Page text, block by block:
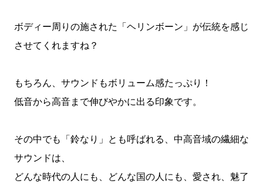
ボディー周りの施された「ヘリンボーン」が伝統を感じ
させてくれますね？
もちろん、サウンドもボリューム感たっぷり！
低音から高音まで伸びやかに出る印象です。
その中でも「鈴なり」とも呼ばれる、中高音域の繊細な
サウンドは、
どんな時代の人にも、どんな国の人にも、愛され、魅了